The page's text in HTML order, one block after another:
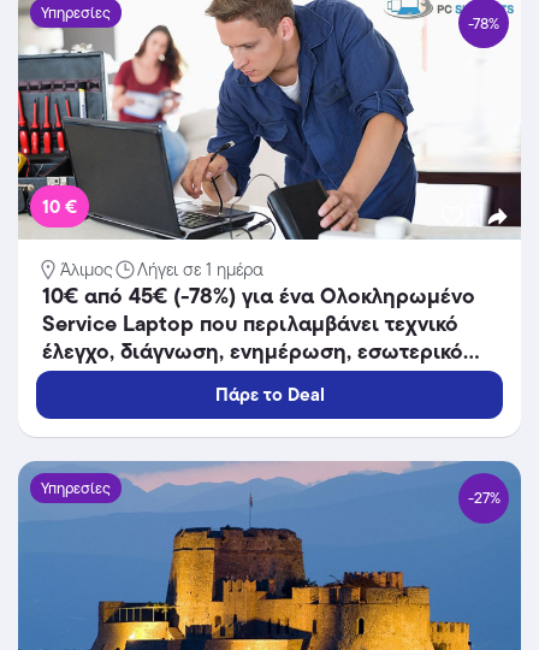
Υπηρεσίες -78%
10 €
Άλιμος Λήγει σε 1 ημέρα
10€ από 45€ (-78%) για ένα Ολοκληρωμένο
Service Laptop που περιλαμβάνει τεχνικό
έλεγχο, διάγνωση, ενημέρωση, εσωτερικό
καθαρισμό, επισκευή, εγκατάσταση
windows- drivers και περιφερειακών
συσκευών, αναβάθμιση και backup με
ΔΩΡΕΑΝ παραλαβή και παράδοση στον χώρο
σας σε όλη την Ελλάδα, από την
εξειδικευμένη εταιρεία PC Supports.
Πάρε το Deal
Υπηρεσίες -27%